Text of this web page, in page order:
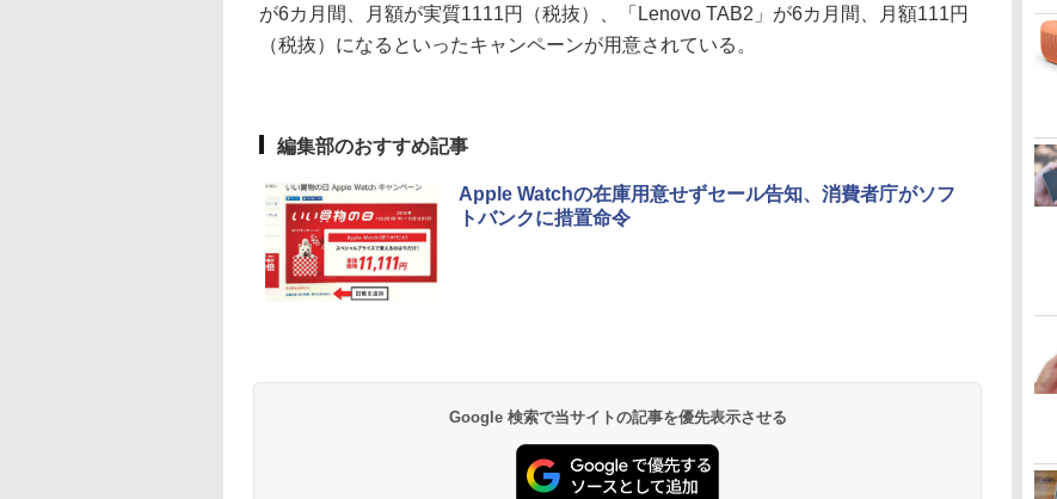
が6カ月間、月額が実質1111円（税抜）、「Lenovo TAB2」が6カ月間、月額111円
（税抜）になるといったキャンペーンが用意されている。
編集部のおすすめ記事
Apple Watchの在庫用意せずセール告知、消費者庁がソフ
トバンクに措置命令
Google 検索で当サイトの記事を優先表示させる